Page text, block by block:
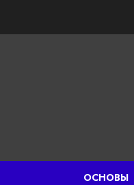
ОСНОВЫ